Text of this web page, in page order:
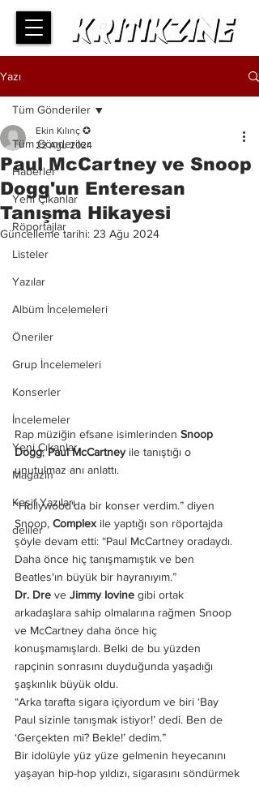
Yazı
Tüm Gönderiler
Haberler
Yeni Çıkanlar
Röportajlar
Listeler
Yazılar
Albüm İncelemeleri
Öneriler
Grup İncelemeleri
Konserler
İncelemeler
Yeni Çıkanlar
Magazin
Keşif Yazıları
deliler
Tüm Gönderiler
Paul McCartney ve Snoop
Dogg'un Enteresan
Tanışma Hikayesi
Ekin Kılınç ✪
22 Ağu 2024
Güncelleme tarihi: 23 Ağu 2024
Rap müziğin efsane isimlerinden Snoop
Dogg, Paul McCartney ile tanıştığı o
unutulmaz anı anlattı.
“Hollywood'da bir konser verdim.” diyen
Snoop, Complex ile yaptığı son röportajda
şöyle devam etti: “Paul McCartney oradaydı.
Daha önce hiç tanışmamıştık ve ben
Beatles'ın büyük bir hayranıyım.”
Dr. Dre ve Jimmy Iovine gibi ortak
arkadaşlara sahip olmalarına rağmen Snoop
ve McCartney daha önce hiç
konuşmamışlardı. Belki de bu yüzden
rapçinin sonrasını duyduğunda yaşadığı
şaşkınlık büyük oldu.
“Arka tarafta sigara içiyordum ve biri ‘Bay
Paul sizinle tanışmak istiyor!’ dedi. Ben de
‘Gerçekten mi? Bekle!’ dedim.”
Bir idolüyle yüz yüze gelmenin heyecanını
yaşayan hip-hop yıldızı, sigarasını söndürmek